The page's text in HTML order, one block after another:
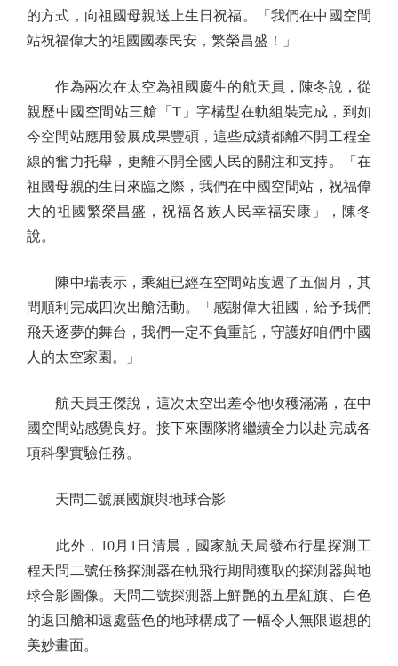
的方式，向祖國母親送上生日祝福。「我們在中國空間
站祝福偉大的祖國國泰民安，繁榮昌盛！」
作為兩次在太空為祖國慶生的航天員，陳冬說，從
親歷中國空間站三艙「T」字構型在軌組裝完成，到如
今空間站應用發展成果豐碩，這些成績都離不開工程全
線的奮力托舉，更離不開全國人民的關注和支持。「在
祖國母親的生日來臨之際，我們在中國空間站，祝福偉
大的祖國繁榮昌盛，祝福各族人民幸福安康」，陳冬
說。
陳中瑞表示，乘組已經在空間站度過了五個月，其
間順利完成四次出艙活動。「感謝偉大祖國，給予我們
飛天逐夢的舞台，我們一定不負重託，守護好咱們中國
人的太空家園。」
航天員王傑說，這次太空出差令他收穫滿滿，在中
國空間站感覺良好。接下來團隊將繼續全力以赴完成各
項科學實驗任務。
天問二號展國旗與地球合影
此外，10月1日清晨，國家航天局發布行星探測工
程天問二號任務探測器在軌飛行期間獲取的探測器與地
球合影圖像。天問二號探測器上鮮艷的五星紅旗、白色
的返回艙和遠處藍色的地球構成了一幅令人無限遐想的
美妙畫面。